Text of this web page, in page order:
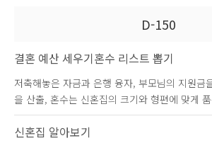
D-150
결혼 예산 세우기혼수 리스트 뽑기
저축해놓은 자금과 은행 융자, 부모님의 지원금
을 산출, 혼수는 신혼집의 크기와 형편에 맞게
신혼집 알아보기